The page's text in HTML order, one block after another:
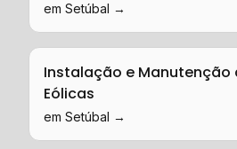
em Setúbal →
Instalação e Manutenção
Eólicas
em Setúbal →